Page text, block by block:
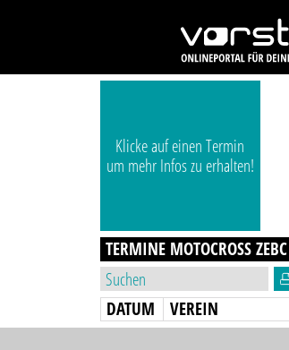
Klicke auf einen Termin
um mehr Infos zu erhalten!
TERMINE MOTOCROSS
DATUM
VEREIN